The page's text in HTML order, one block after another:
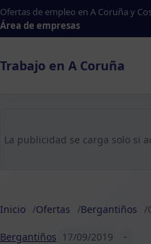
Ofertas de empleo en A Coruña y
Área de empresas
Trabajo en A Coruña
La publicidad se carga solo si
Inicio Ofertas Bergantiños
Bergantiños 17/09/2019 -